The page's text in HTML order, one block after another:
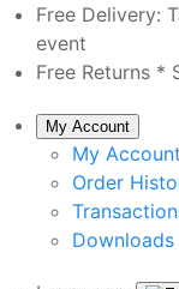
Free Delivery:
event
Free Returns *
My Account
My Account
Order
Downloads